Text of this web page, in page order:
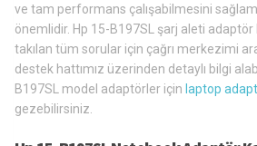
ve tam performans çalışabilmesini
önemlidir. Hp 15-B197SL şarj aleti adaptör
takılan tüm sorular için çağrı merkezimi
destek hattımız üzerinden detaylı bilgi
B197SL model adaptörler için laptop
gezebilirsiniz.